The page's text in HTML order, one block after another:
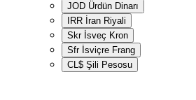
JOD Ürdün Dinarı
IRR İran Riyali
Skr İsveç Kron
Sfr İsviçre Frang
CL$ Şili Pesosu